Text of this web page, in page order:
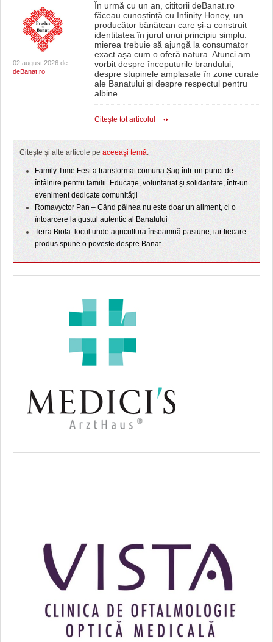
02 august 2026 de
deBanat.ro
În urmă cu un an, cititorii deBanat.ro
făceau cunoștință cu Infinity Honey, un
producător bănățean care și-a construit
identitatea în jurul unui principiu simplu:
mierea trebuie să ajungă la consumator
exact așa cum o oferă natura. Atunci am
vorbit despre începuturile brandului,
despre stupinele amplasate în zone curate
ale Banatului și despre respectul pentru
albine…
Citeşte tot articolul
Citește și alte articole pe aceeași temă:
Family Time Fest a transformat comuna Șag într-un punct de
întâlnire pentru familii. Educație, voluntariat și solidaritate, într-un
eveniment dedicate comunității
Romavyctor Pan – Când pâinea nu este doar un aliment, ci o
întoarcere la gustul autentic al Banatului
Terra Biola: locul unde agricultura înseamnă pasiune, iar fiecare
produs spune o poveste despre Banat